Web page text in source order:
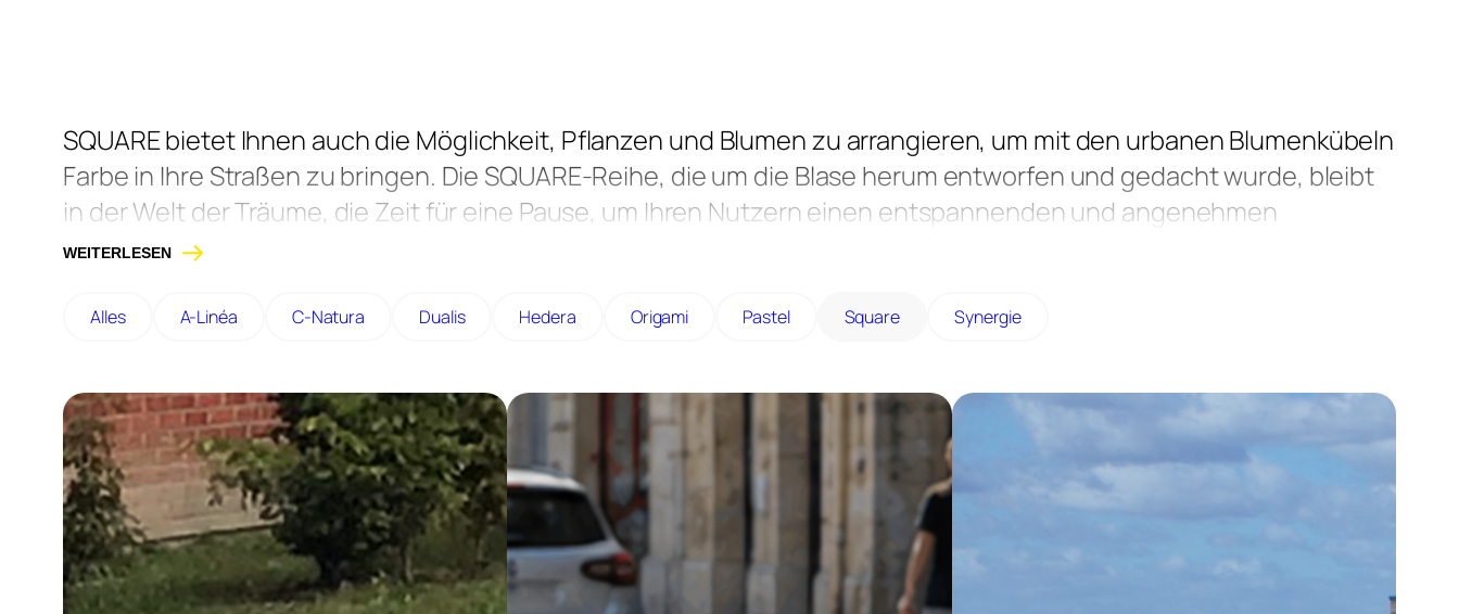
SQUARE bietet Ihnen auch die Möglichkeit, Pflanzen und Blumen zu arrangieren, um mit den urbanen Blumenkübeln
Farbe in Ihre Straßen zu bringen. Die SQUARE-Reihe, die um die Blase herum entworfen und gedacht wurde, bleibt
in der Welt der Träume, die Zeit für eine Pause, um Ihren Nutzern einen entspannenden und angenehmen
öffentlichen Raum zu bieten, in dem sie angenehm leben können.
WEITERLESEN
Alles A-Linéa C-Natura Dualis Hedera Origami Pastel Square Synergie